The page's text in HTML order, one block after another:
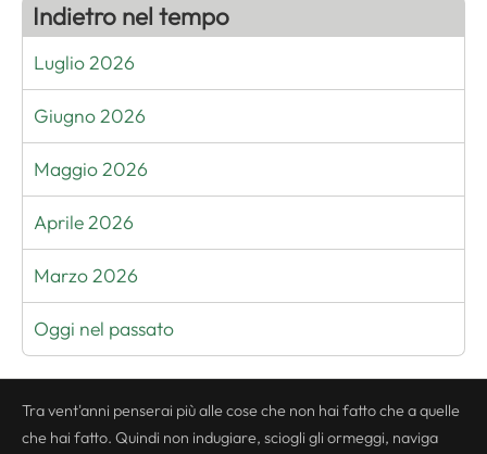
Indietro nel tempo
Luglio 2026
Giugno 2026
Maggio 2026
Aprile 2026
Marzo 2026
Oggi nel passato
Tra vent'anni penserai più alle cose che non hai fatto che a quelle
che hai fatto. Quindi non indugiare, sciogli gli ormeggi, naviga